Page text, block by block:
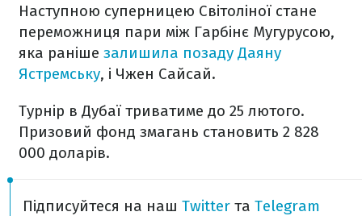
Наступною суперницею Світоліної стане
переможниця пари між Гарбінє Мугурусою,
яка раніше залишила позаду Даяну
Ястремську, і Чжен Сайсай.
Турнір в Дубаї триватиме до 25 лютого.
Призовий фонд змагань становить 2 828
000 доларів.
Підписуйтеся на наш Twitter та Telegram